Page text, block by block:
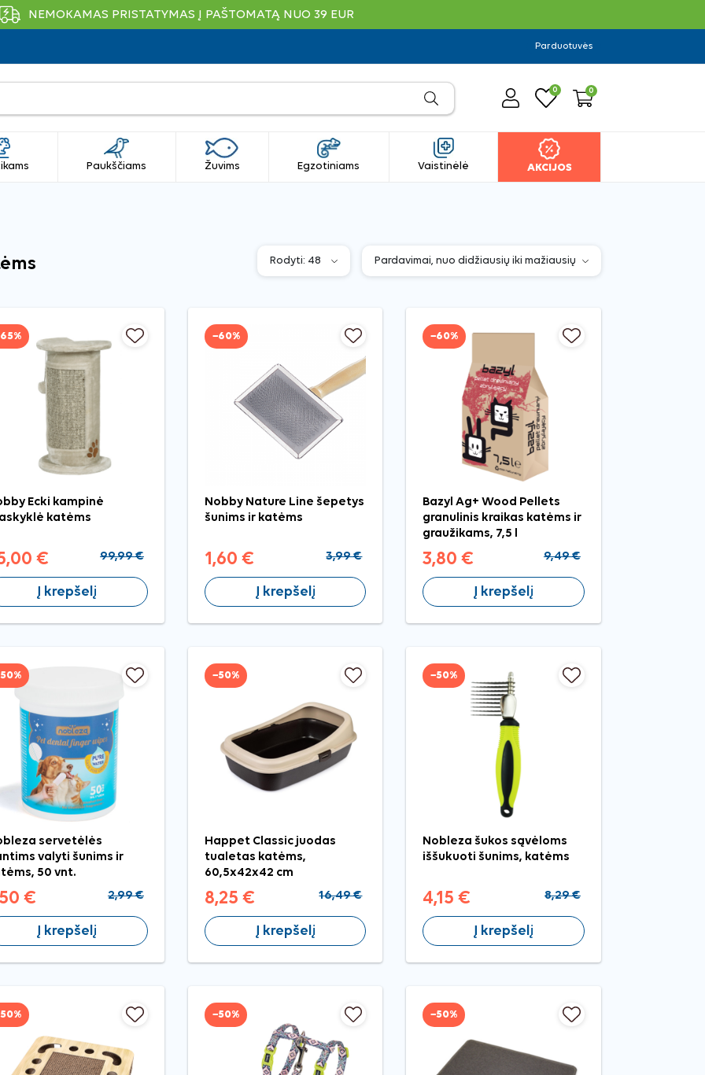
NEMOKAMAS PRISTATYMAS Į PAŠTOMATĄ NUO 39 EUR
Parduotuvės
0 0
Paukščiams Žuvims Egzotiniams Vaistinėlė AKCIJOS
Ecki kampinė
katėms
€ 99,99 €
Į krepšelį
−60%
Nobby Nature Line šepetys
šunims ir katėms
1,60 € 3,99 €
Į krepšelį
−60%
Bazyl Ag+ Wood Pellets
granulinis kraikas katėms ir
graužikams, 7,5 l
3,80 € 9,49 €
Į krepšelį
servetėlės
valyti šunims ir
50 vnt.
€ 2,99 €
Į krepšelį
−50%
Happet Classic juodas
tualetas katėms,
60,5x42x42 cm
8,25 € 16,49 €
Į krepšelį
−50%
Nobleza šukos sąvėloms
iššukuoti šunims, katėms
4,15 € 8,29 €
Į krepšelį
−50% −50%